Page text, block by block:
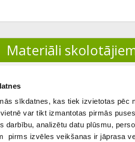
sīkdatnes, kas tiek izvietotas pēc
var tikt izmantotas pirmās
darbību, analizētu datu plūsmu,
pirms izvēles veikšanas ir jāprasa
Materiāli
1. Satura rādītājs